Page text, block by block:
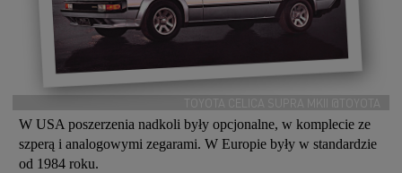
TOYOTA CELICA SUPRA MKII @TOYOTA
W USA poszerzenia nadkoli były opcjonalne, w komplecie ze
szperą i analogowymi zegarami. W Europie były w standardzie
od 1984 roku.